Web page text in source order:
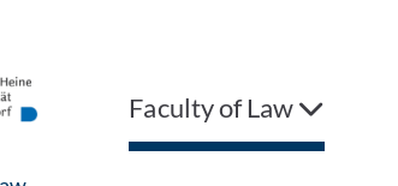
Faculty of Law